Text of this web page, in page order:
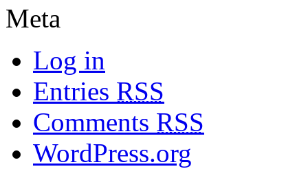
Meta
Log in
Entries RSS
Comments RSS
WordPress.org